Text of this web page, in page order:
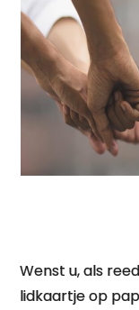
Wenst u, als
lidkaartje op